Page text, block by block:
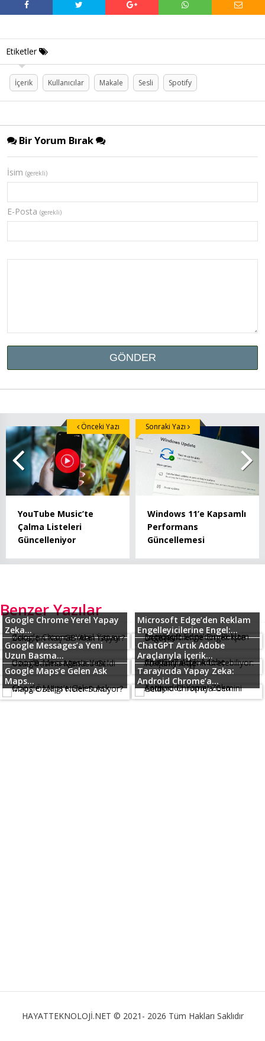
Etiketler
İçerik Kullanıcılar Makale Sesli Spotify
Bir Yorum Bırak
İsim (gerekli)
E-Posta (gerekli)
YouTube Music’te
Çalma Listeleri
Güncelleniyor
Önceki Yazı
Windows 11’e Kapsamlı
Performans
Güncellemesi
Sonraki Yazı
Benzer Yazılar
Google Chrome Yerel Yapay
Zeka...
Microsoft Edge’den Reklam
Engelleyicilerine Engel:...
Google Messages’a Yeni
Uzun Basma...
ChatGPT Artık Adobe
Araçlarıyla İçerik...
Google Maps’e Gelen Ask
Maps...
Tarayıcıda Yapay Zeka:
Android Chrome’a...
HAYATTEKNOLOJİ.NET © 2021- 2026 Tüm Hakları Saklıdır